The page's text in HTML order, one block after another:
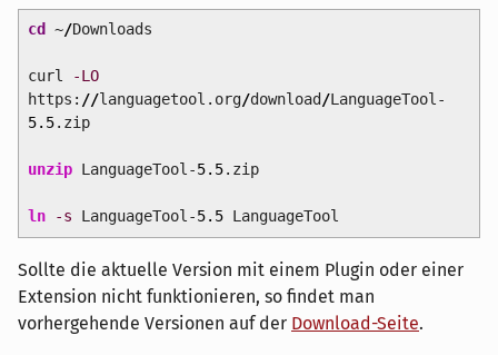
cd ~/Downloads
curl
-LO
https: //languagetool.org/download /LanguageTool-
5.5.zip
unzipLanguageTool-5.5.zip
ln -s LanguageTool-5.5LanguageTool
Sollte die aktuelle Version mit einem Plugin oder einer
Extension nicht funktionieren, so findet man
vorhergehende Versionen auf der Download-Seite.